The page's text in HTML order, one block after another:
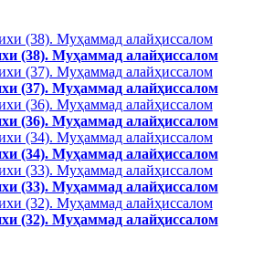
(38). Муҳаммад алайҳиссалом
(37). Муҳаммад алайҳиссалом
(36). Муҳаммад алайҳиссалом
(34). Муҳаммад алайҳиссалом
(33). Муҳаммад алайҳиссалом
(32). Муҳаммад алайҳиссалом